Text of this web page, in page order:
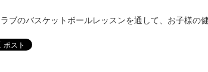
ブのバスケットボールレッスンを通して、お子様の